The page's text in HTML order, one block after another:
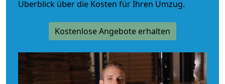
Überblick über die Kosten für Ihren Umzug.
Kostenlose Angebote erhalten